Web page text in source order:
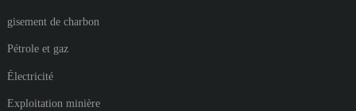
gisement de charbon
Pétrole et gaz
Électricité
Exploitation minière